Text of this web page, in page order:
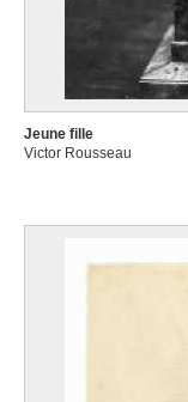
Jeune fille
Victor Rousseau